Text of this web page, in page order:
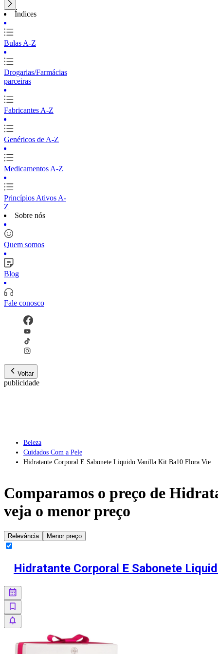
Índices
Bulas A-Z
Drogarias/Farmácias
parceiras
Fabricantes A-Z
Genéricos de A-Z
Medicamentos A-Z
Princípios Ativos A-
Z
Sobre nós
Quem somos
Blog
Fale conosco
Voltar
publicidade
Beleza
Cuidados Com a Pele
Hidratante Corporal E Sabonete Liquido Vanilla Kit Ba10 Flora Vie
Comparamos o preço de
veja o menor preço
Relevância Menor preço
Hidratante Corporal E Sabonete